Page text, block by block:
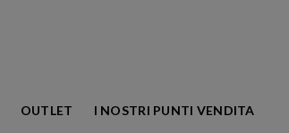
OUTLET I NOSTRI PUNTI VENDITA